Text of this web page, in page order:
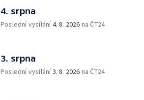
4. srpna
Poslední vysílání4. 8. 2026 na ČT24
3. srpna
Poslední vysílání3. 8. 2026 na ČT24